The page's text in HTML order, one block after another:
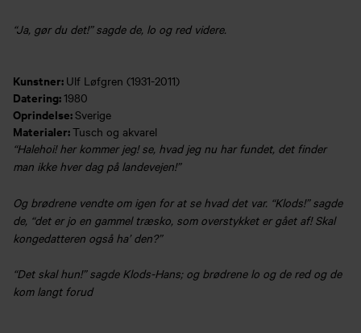
“Ja, gør du det!” sagde de, lo og red videre.
Kunstner: Ulf Løfgren (1931-2011)
Datering:1980
Oprindelse:Sverige
Materialer:Tusch og akvarel
“Halehoi! her kommer jeg! se, hvad jeg nu har fundet, det finder
man ikke hver dag på landevejen!”
Og brødrene vendte om igen for at se hvad det var. “Klods!” sagde
de, “det er jo en gammel træsko, som overstykket er gået af! Skal
kongedatteren også ha’ den?”
“Det skal hun!” sagde Klods-Hans; og brødrene lo og de red og de
kom langt forud